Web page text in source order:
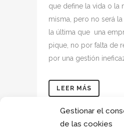
Gestionar el
de las cookies
que define la vida o la
misma, pero no será
la última que una
pique, no por falta de
por una gestión
LEER MÁS